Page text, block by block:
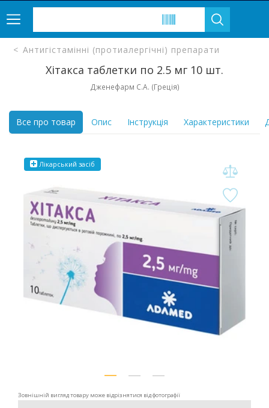
Антигістамінні (протиалергічні) препарати
Хітакса таблетки по 2.5 мг 10 шт.
Дженефарм С.А. (Греція)
Все про товар Опис Інструкція Характеристики
Лікарський засіб
Зовнішній вигляд товару може відрізнятися від фотографії